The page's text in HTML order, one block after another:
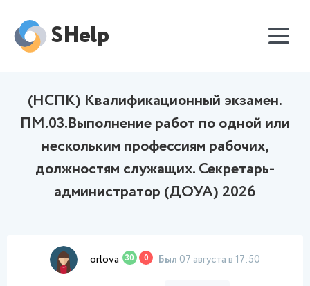
SHelp
(НСПК) Квалификационный экзамен.
ПМ.03.Выполнение работ по одной или
нескольким профессиям рабочих,
должностям служащих. Секретарь-
администратор (ДОУА) 2026
orlova 30 0 Был 07 августа в 17:50